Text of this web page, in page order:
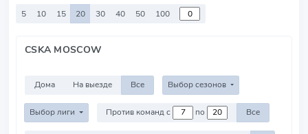
5 10 15 20 30 40 50 100
CSKA MOSCOW
Дома На выезде Все Выбор сезонов
Выбор лиги Против команд с по Все